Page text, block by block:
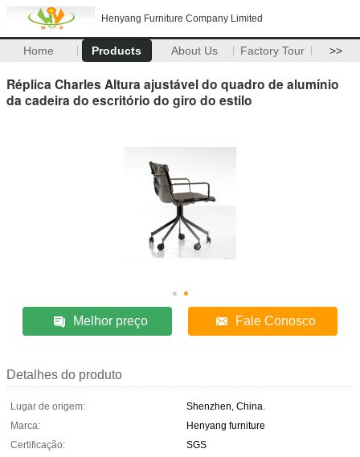
Henyang Furniture Company Limited
Home Products About Us Factory Tour >>
Réplica Charles Altura ajustável do quadro de alumínio
da cadeira do escritório do giro do estilo
Melhor preço Fale Conosco
Detalhes do produto
Lugar de origem:
Shenzhen, China.
Marca:
Henyang furniture
Certificação:
SGS